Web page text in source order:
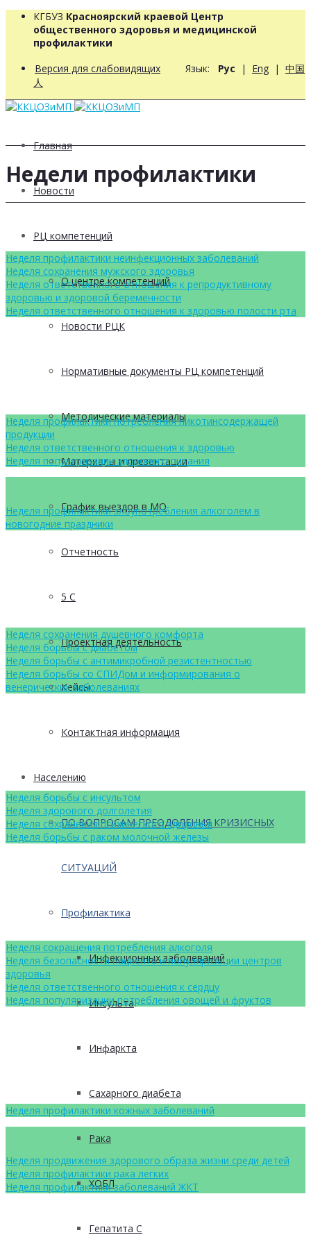
КГБУЗ Красноярский краевой Центр
общественного здоровья и медицинской
профилактики
Версия для слабовидящих Язык: Рус | Eng | 中国
人
Главная
Новости
РЦ компетенций
О центре компетенций
Новости РЦК
Нормативные документы РЦ компетенций
Методические материалы
Материалы и презентации
График выездов в МО
Отчетность
5 С
Проектная деятельность
Кейсы
Контактная информация
Населению
ПО ВОПРОСАМ ПРЕОДОЛЕНИЯ КРИЗИСНЫХ
СИТУАЦИЙ
Профилактика
Инфекционных заболеваний
Инсульта
Инфаркта
Сахарного диабета
Рака
ХОБЛ
Гепатита С
Недели профилактики
Неделя профилактики неинфекционных заболеваний
Неделя сохранения мужского здоровья
Неделя ответственного отношения к репродуктивному
здоровью и здоровой беременности
Неделя ответственного отношения к здоровью полости рта
Неделя профилактики потребления никотинсодержащей
продукции
Неделя ответственного отношения к здоровью
Неделя популяризации здорового питания
Неделя профилактики злоупотребления алкоголем в
новогодние праздники
Неделя сохранения душевного комфорта
Неделя борьбы с диабетом
Неделя борьбы с антимикробной резистентностью
Неделя борьбы со СПИДом и информирования о
венерических заболеваниях
Неделя борьбы с инсультом
Неделя здорового долголетия
Неделя сохранения психического здоровья
Неделя борьбы с раком молочной железы
Неделя сокращения потребления алкоголя
Неделя безопасности пациента и популяризации центров
здоровья
Неделя ответственного отношения к сердцу
Неделя популяризации потребления овощей и фруктов
Неделя профилактики кожных заболеваний
Неделя продвижения здорового образа жизни среди детей
Неделя профилактики рака легких
Неделя профилактики заболеваний ЖКТ